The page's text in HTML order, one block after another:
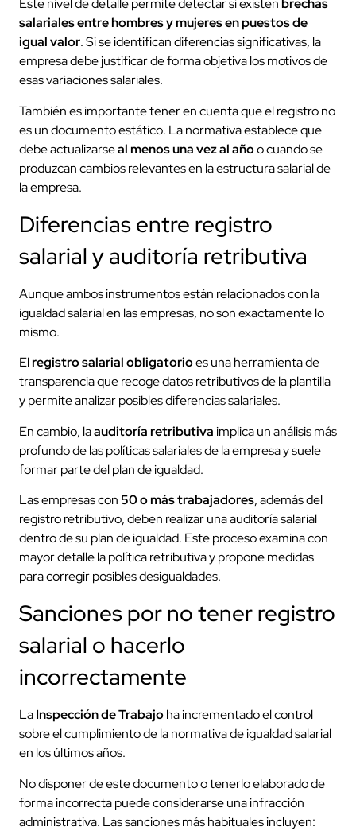
Este nivel de detalle permite detectar si existen brechas
salariales entre hombres y mujeres en puestos de
igual valor. Si se identifican diferencias significativas, la
empresa debe justificar de forma objetiva los motivos de
esas variaciones salariales.
También es importante tener en cuenta que el registro no
es un documento estático. La normativa establece que
debe actualizarseal menos una vez al añoo cuando se
produzcan cambios relevantes en la estructura salarial de
la empresa.
Diferencias entre registro
salarial y auditoría retributiva
Aunque ambos instrumentos están relacionados con la
igualdad salarial en las empresas, no son exactamente lo
mismo.
Elregistro salarial obligatorioes una herramienta de
transparencia que recoge datos retributivos de la plantilla
y permite analizar posibles diferencias salariales.
En cambio, laauditoría retributivaimplica un análisis más
profundo de las políticas salariales de la empresa y suele
formar parte del plan de igualdad.
Las empresas con50 o más trabajadores, además del
registro retributivo, deben realizar una auditoría salarial
dentro de su plan de igualdad. Este proceso examina con
mayor detalle la política retributiva y propone medidas
para corregir posibles desigualdades.
Sanciones por no tener registro
salarial o hacerlo
incorrectamente
LaInspección de Trabajoha incrementado el control
sobre el cumplimiento de la normativa de igualdad salarial
en los últimos años.
No disponer de este documento o tenerlo elaborado de
forma incorrecta puede considerarse una infracción
administrativa. Las sanciones más habituales incluyen: